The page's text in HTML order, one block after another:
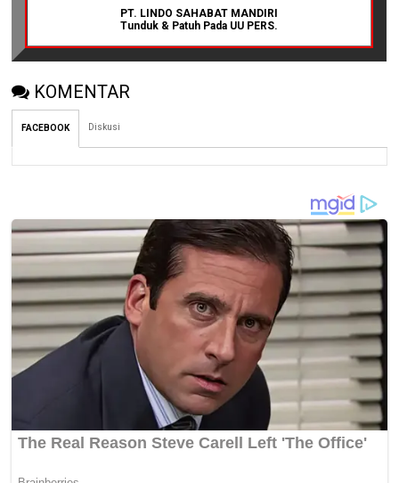
PT. LINDO SAHABAT MANDIRI
Tunduk & Patuh Pada UU PERS.
KOMENTAR
FACEBOOK Diskusi